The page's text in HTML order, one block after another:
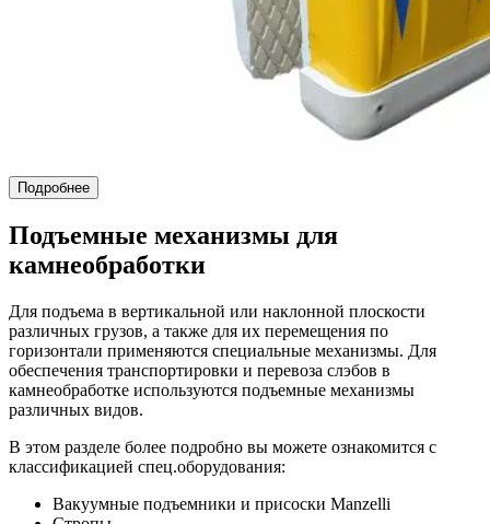
Подробнее
Подъемные механизмы для
камнеобработки
Для подъема в вертикальной или наклонной плоскости
различных грузов, а также для их перемещения по
горизонтали применяются специальные механизмы. Для
обеспечения транспортировки и перевоза слэбов в
камнеобработке используются подъемные механизмы
различных видов.
В этом разделе более подробно вы можете ознакомится с
классификацией спец.оборудования:
Вакуумные подъемники и присоски Manzelli